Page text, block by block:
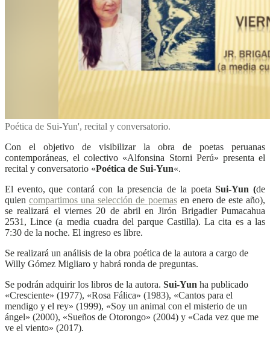
Poética de Sui-Yun', recital y conversatorio.
Con el objetivo de visibilizar la obra de poetas peruanas
contemporáneas, el colectivo «Alfonsina Storni Perú» presenta el
recital y conversatorio «Poética de Sui-Yun«.
El evento, que contará con la presencia de la poetaSui-Yun (de
quiencompartimos una selección de poemasen enero de este año),
se realizará el viernes 20 de abril en Jirón Brigadier Pumacahua
2531, Lince (a media cuadra del parque Castilla). La cita es a las
7:30 de la noche. El ingreso es libre.
Se realizará un análisis de la obra poética de la autora a cargo de
Willy Gómez Migliaro y habrá ronda de preguntas.
Se podrán adquirir los libros de la autora. Sui-Yun ha publicado
«Cresciente» (1977), «Rosa Fálica» (1983), «Cantos para el
mendigo y el rey» (1999), «Soy un animal con el misterio de un
ángel» (2000), «Sueños de Otorongo» (2004) y «Cada vez que me
ve el viento» (2017).